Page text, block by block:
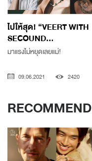
ไปให้สุด! “VEERT WITH
SECOUND...
มาแรงไม่หยุดเลยแม่!
09.06.2021 2420